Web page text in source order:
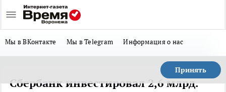
Мы в ВКонтакте Мы в Telegram Информация о нас
Принять
Сбербанк инвестировал 2,6 млрд.